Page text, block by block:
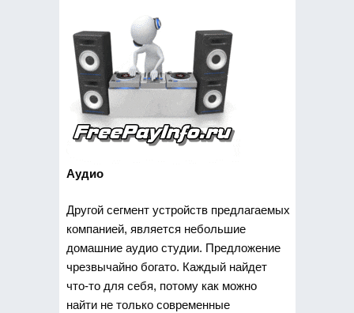
Аудио
Другой сегмент устройств предлагаемых
компанией, является небольшие
домашние аудио студии. Предложение
чрезвычайно богато. Каждый найдет
что-то для себя, потому как можно
найти не только современные